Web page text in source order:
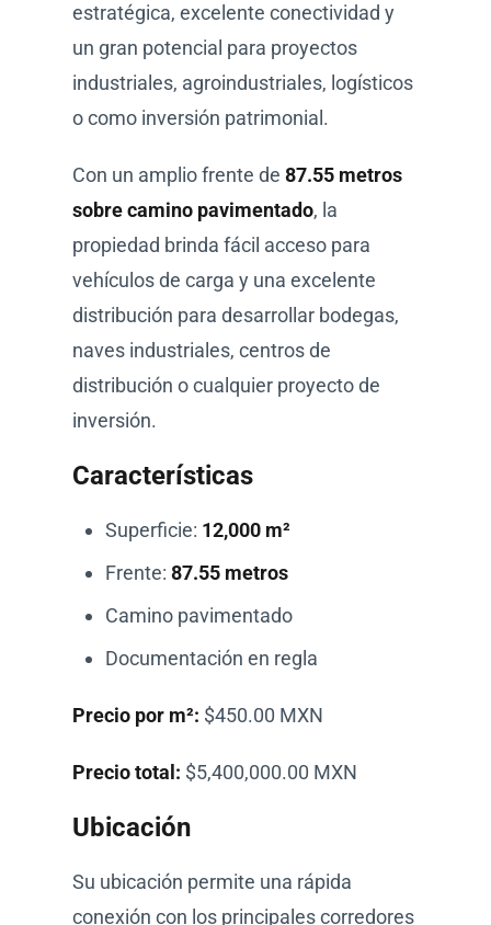
estratégica, excelente conectividad y
un gran potencial para proyectos
industriales, agroindustriales, logísticos
o como inversión patrimonial.
Con un amplio frente de 87.55 metros
sobre camino pavimentado, la
propiedad brinda fácil acceso para
vehículos de carga y una excelente
distribución para desarrollar bodegas,
naves industriales, centros de
distribución o cualquier proyecto de
inversión.
Características
Superficie: 12,000 m²
Frente: 87.55 metros
Camino pavimentado
Documentación en regla
Precio por m²: $450.00 MXN
Precio total: $5,400,000.00 MXN
Ubicación
Su ubicación permite una rápida
conexión con los principales corredores